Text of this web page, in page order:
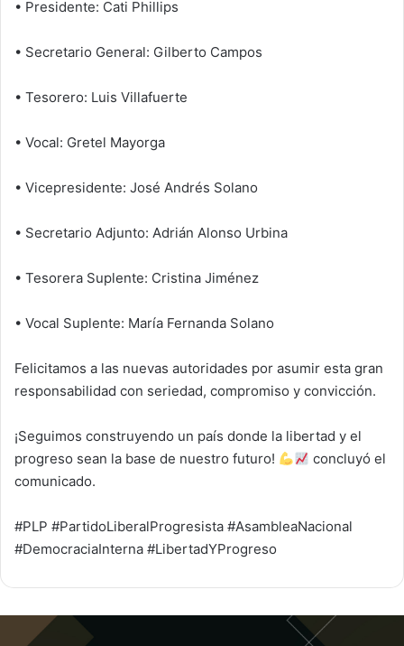
• Presidente: Cati Phillips
• Secretario General: Gilberto Campos
• Tesorero: Luis Villafuerte
• Vocal: Gretel Mayorga
• Vicepresidente: José Andrés Solano
• Secretario Adjunto: Adrián Alonso Urbina
• Tesorera Suplente: Cristina Jiménez
• Vocal Suplente: María Fernanda Solano
Felicitamos a las nuevas autoridades por asumir esta gran
responsabilidad con seriedad, compromiso y convicción.
¡Seguimos construyendo un país donde la libertad y el
progreso sean la base de nuestro futuro!
concluyó el
comunicado.
#PLP #PartidoLiberalProgresista #AsambleaNacional
#DemocraciaInterna #LibertadYProgreso